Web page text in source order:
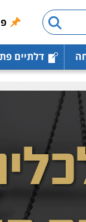
דלתיים